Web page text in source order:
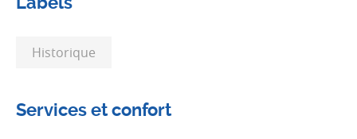
Historique
Services et confort